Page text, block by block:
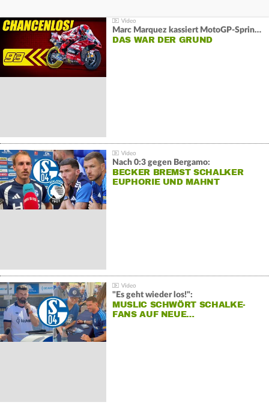
Marc Marquez kassiert MotoGP-Sprint-Schlappe:
DAS WAR DER GRUND
Nach 0:3 gegen Bergamo:
BECKER BREMST SCHALKER
EUPHORIE UND MAHNT
"Es geht wieder los!":
MUSLIC SCHWÖRT SCHALKE-
FANS AUF NEUE…